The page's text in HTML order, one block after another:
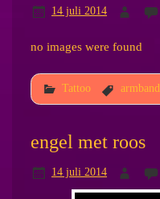
14 juli 2014
no images were found
Tattoo armband
engel met roos
14 juli 2014